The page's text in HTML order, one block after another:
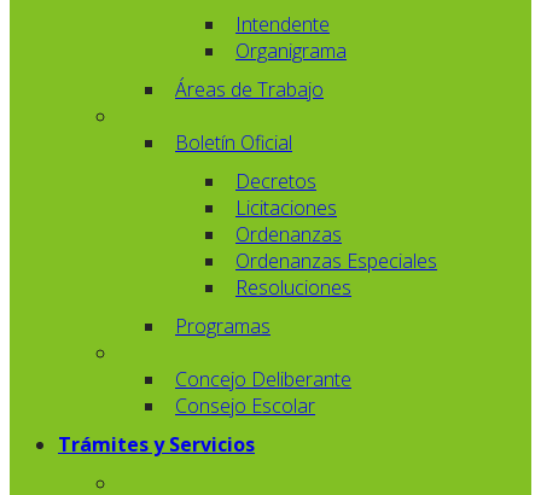
Intendente
Organigrama
Áreas de Trabajo
Boletín Oficial
Decretos
Licitaciones
Ordenanzas
Ordenanzas Especiales
Resoluciones
Programas
Concejo Deliberante
Consejo Escolar
Trámites y Servicios